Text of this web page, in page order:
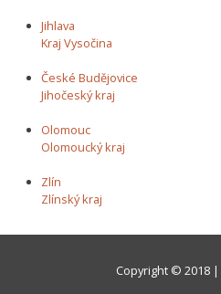
Jihlava
Kraj Vysočina
České Budějovice
Jihočeský kraj
Olomouc
Olomoucký kraj
Zlín
Zlínský kraj
Copyright © 2018